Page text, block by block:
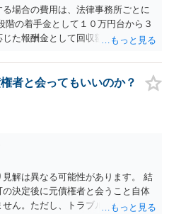
返還ではないかと存じます。 ④ 私
リボ払い借金が既に約100万あり。
い為、一括で220万円を支払う事は
場合は、強制執行により不動産等
ら債権回収が図られることになりま
可能ですので、その場合は分割払
。 ⑤ このような事情であれば、私
きでしょうか。 ⇒ご相談者様の認
渉を続けることがベターかと存じ
場合の費用は、法律事務所ごとに
の着手金として１０万円台から３
た報酬金として回収額の１０％か
生することもあります。 もっと
の住所・勤務先が分かるか、慰謝料
訟まで見込むかによって、費用は
の場合、訴訟になった場合、回収
おくとよいでしょう。 弁護士選び
か、質問に具体的に答えてくれる
士直接か事務局員を介するかな
するとよいと思います。いずれに
にあたっては、証拠資料、夫と相
、夫婦関係への影響、離婚予定の
者と会ってもいいのか？
解は異なる可能性があります。 結
決定後に元債権者と会うこと自体
ん。ただし、トラブル防止の観点